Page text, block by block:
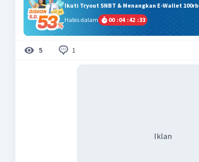
Ikuti Tryout SNBT & Menangkan E-Wallet 100rb
Habis dalam
00 :04 :42 :33
5 1
Iklan